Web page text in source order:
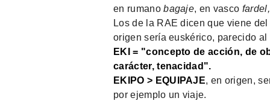
en rumanobagaje, en vasco
Los de la RAE dicen que viene
origen sería euskérico, parecido
EKI = "concepto de acción, de
carácter, tenacidad".
EKIPO > EQUIPAJE, en origen,
por ejemplo un viaje.